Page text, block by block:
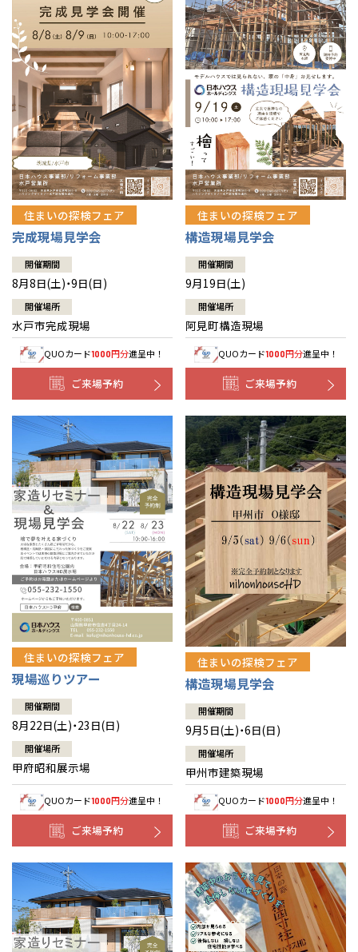
住まいの探検フェア
完成現場見学会
開催期間
8月8日(土)・9日(日)
開催場所
水戸市完成現場
QUOカード1000円分進呈中！
ご来場予約
住まいの探検フェア
構造現場見学会
開催期間
9月19日(土)
開催場所
阿見町構造現場
QUOカード1000円分進呈中！
ご来場予約
住まいの探検フェア
現場巡りツアー
開催期間
8月22日(土)・23日(日)
開催場所
甲府昭和展示場
QUOカード1000円分進呈中！
ご来場予約
住まいの探検フェア
構造現場見学会
開催期間
9月5日(土)・6日(日)
開催場所
甲州市建築現場
QUOカード1000円分進呈中！
ご来場予約